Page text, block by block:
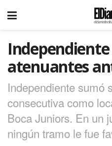
atenuantes
Independiente sumó
consecutiva como
Boca Juniors. En un
ningún tramo le fue